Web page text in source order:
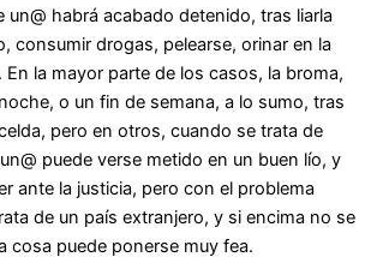
un@ habrá acabado detenido, tras liarla
consumir drogas, pelearse, orinar en la
En la mayor parte de los casos, la broma,
o un fin de semana, a lo sumo, tras
pero en otros, cuando se trata de
puede verse metido en un buen lío, y
ante la justicia, pero con el problema
de un país extranjero, y si encima no se
cosa puede ponerse muy fea.